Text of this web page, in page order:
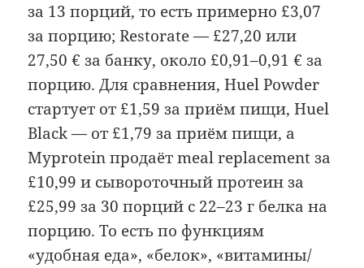
за 13 порций, то есть примерно £3,07
за порцию; Restorate — £27,20 или
27,50 € за банку, около £0,91–0,91 € за
порцию. Для сравнения, Huel Powder
стартует от £1,59 за приём пищи, Huel
Black — от £1,79 за приём пищи, а
Myprotein продаёт meal replacement за
£10,99 и сывороточный протеин за
£25,99 за 30 порций с 22–23 г белка на
порцию. То есть по функциям
«удобная еда», «белок», «витамины/